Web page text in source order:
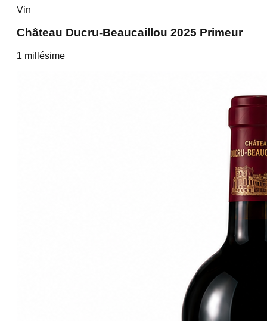
Vin
Château Ducru-Beaucaillou 2025 Primeur
1 millésime